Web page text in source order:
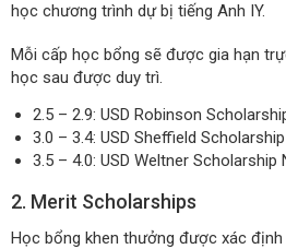
học chương trình dự bị tiếng Anh IY.
Mỗi cấp học bổng sẽ được gia hạn
học sau được duy trì.
2.5 – 2.9: USD Robinson
3.0 – 3.4: USD Sheffield
3.5 – 4.0: USD Weltner Scholarship
2. Merit Scholarships
Học bổng khen thưởng được xác